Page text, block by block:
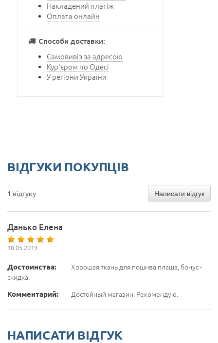
Накладений платіж
Оплата онлайн
Способи доставки:
Самовивіз за адресою
Кур'єром по Одесі
У регіони України
ВІДГУКИ ПОКУПЦІВ
1 відгуку Написати відгук
Данько Елена
18.05.2019
Достоинства:
Хорошая ткань для пошива плаща, бонус -
скидка.
Комментарий:
Достойный магазин. Рекомендую.
НАПИСАТИ ВІДГУК